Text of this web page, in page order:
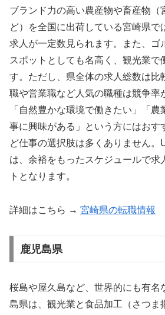
ブランド力の高い農産物や畜産物（
ど）を全国に出荷している宮崎県で
求人が一定数見られます。また、ゴ
スポットとしても名高く、観光業で
す。ただし、県全体の求人総数は比
職や営業職など人気の職種は競争率
「自然豊かな環境で働きたい」「
事に興味がある」という方にはおす
ど仕事の選択肢は多くありません。
は、余裕をもったスケジュールで求
トとなります。
詳細はこちら → 宮崎県の転職情報
鹿児島県
桜島や屋久島など、世界的にも有名
島県は、観光業と食品加工（さつま